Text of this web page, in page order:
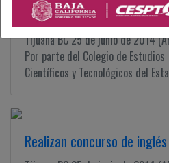
Esperan evitar deserción
Tijuana BC 25 de junio de 2014
Por parte del Colegio de Estudios
Científicos y Tecnológicos del
Realizan concurso de inglés